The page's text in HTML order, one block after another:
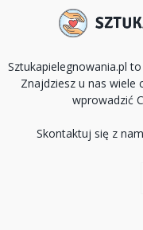
Sztukapielegnowania.pl
Znajdziesz u nas
wprowadzić
Skontaktuj się z